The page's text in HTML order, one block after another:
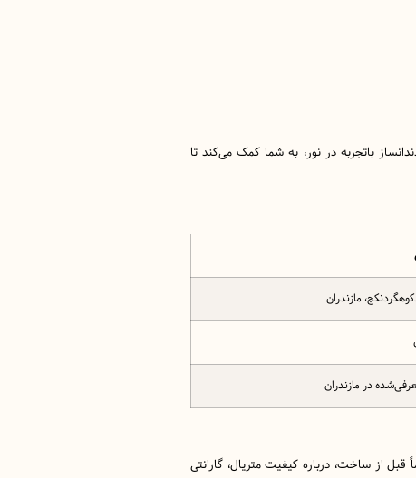
باتجربه در نور، به شما کمک می‌کند تا
مازندران
قبل از ساخت، درباره کیفیت متریال، گارانتی